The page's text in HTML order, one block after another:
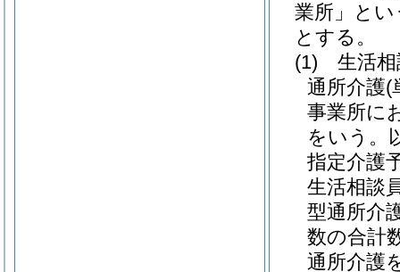
業所」とい
とする。
(1)
生活
通所介護(
事業所に
をいう。
指定介護
生活相談
型通所介
数の合計
通所介護